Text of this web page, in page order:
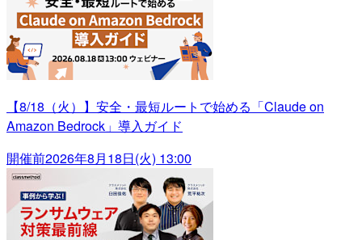
【8/18（火）】安全・最短ルートで始める「Claude on
Amazon Bedrock」導入ガイド
開催前2026年8月18日(火) 13:00